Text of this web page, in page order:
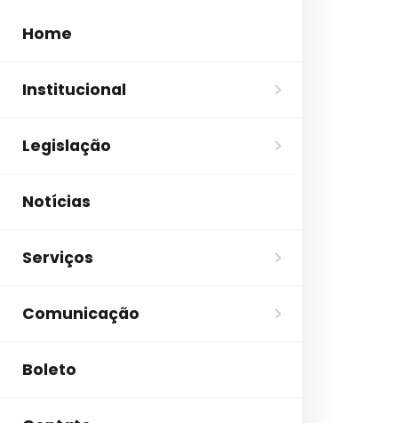
Home
Institucional
Legislação
Notícias
Serviços
Comunicação
Boleto